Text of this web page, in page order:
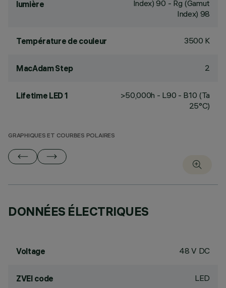
lumière
Index) 90 - Rg (Gamut
Index) 98
Température de couleur 3500 K
MacAdam Step 2
Lifetime LED 1
>50,000h - L90 - B10 (Ta
25°C)
GRAPHIQUES ET COURBES POLAIRES
DONNÉES ÉLECTRIQUES
Voltage 48 V DC
ZVEI code LED